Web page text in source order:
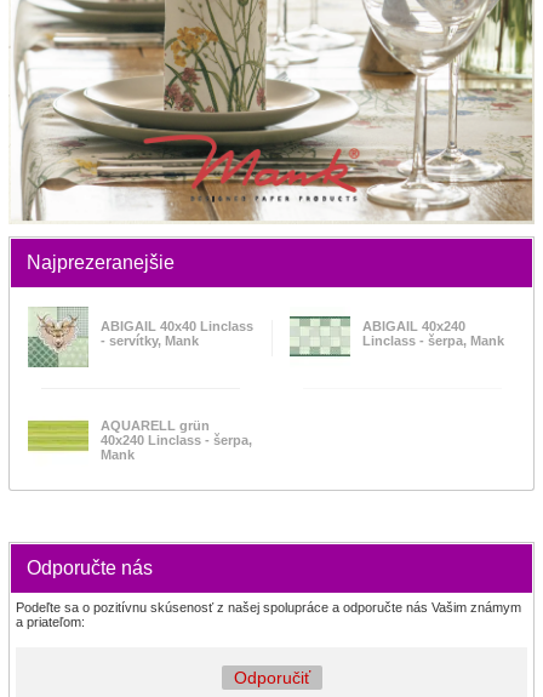
Najprezeranejšie
ABIGAIL 40x40 Linclass
- servítky, Mank
ABIGAIL 40x240
Linclass - šerpa, Mank
AQUARELL grün
40x240 Linclass - šerpa,
Mank
Odporučte nás
Podeľte sa o pozitívnu skúsenosť z našej spolupráce a odporučte nás Vašim známym
a priateľom:
Odporučiť